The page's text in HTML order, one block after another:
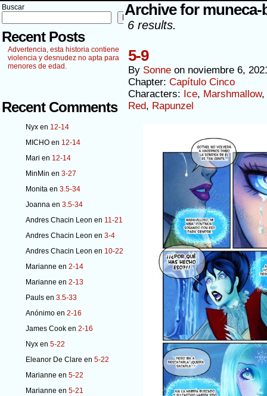
Buscar
Buscar
Recent Posts
Advertencia, esta historia contiene
violencia y desnudez no apta para
menores de edad.
Recent Comments
Nyx en 12-14
MICHO en 12-14
Mari en 12-14
MinMin en 3-27
Monita en 3.5-34
Joanna en 3.5-34
Andres Chacin Leon en 11-21
Andres Chacin Leon en 3-4
Andres Chacin Leon en 10-22
Marianne en 2-14
Marianne en 2-13
Pauls en 3.5-33
Anónimo en 2-16
James Cook en 2-16
Nyx en 5-22
Eleanor De Clare en 5-22
Marianne en 5-22
Marianne en 5-21
Archive for muneca-
6 results.
5-9
By Sonne on noviembre 6,
Chapter: Capítulo Cinco
Characters: Ice, Marshmallow,
Red, Rapunzel